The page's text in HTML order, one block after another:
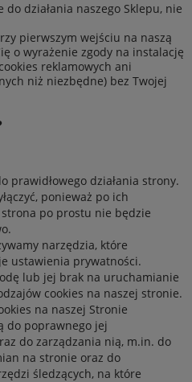
działania naszego Sklepu, nie
pierwszym wejściu na naszą
o wyrażenie zgody na instalację
reklamowych ani
niż niezbędne) bez Twojej
prawidłowego działania strony.
ponieważ po ich
strona po prostu nie będzie
narzędzia, które
ustawienia prywatności.
lub jej brak na uruchamianie
cookies na naszej stronie.
na naszej Stronie
do poprawnego jej
do zarządzania nią, m.in. do
na stronie oraz do
śledzących, na które